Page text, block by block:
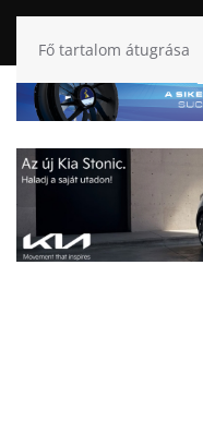
Fő tartalom átugrása